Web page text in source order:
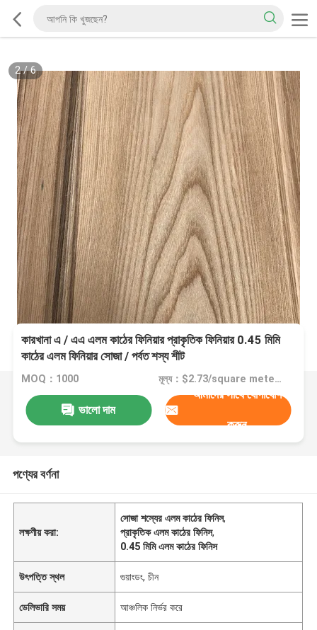
2/6
কারখানা এ / এএ এলম কাঠের ফিনিয়ার প্রাকৃতিক ফিনিয়ার 0.45 মিমি
কাঠের এলম ফিনিয়ার সোজা / পর্বত শস্য শীট
MOQ：1000 মূল্য：$2.73/square meters 40-2999 square meters
ভালো দাম
আমাদের সাথে যোগাযোগ
করুন
পণ্যের বর্ণনা
লক্ষণীয় করা:
সোজা শস্যের এলম কাঠের ফিনিস,
প্রাকৃতিক এলম কাঠের ফিনিস,
0.45 মিমি এলম কাঠের ফিনিস
উৎপত্তি স্থল গুয়াংডং, চীন
ডেলিভারি সময় আঞ্চলিক নির্ভর করে